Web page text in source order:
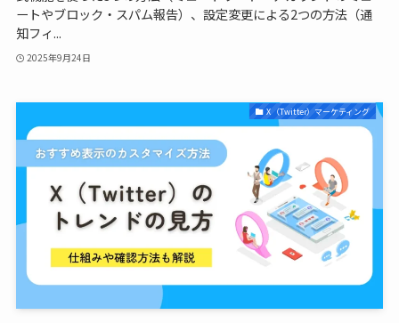
ートやブロック・スパム報告）、設定変更による2つの方法（通
知フィ...
2025年9月24日
X（Twitter）マーケティング